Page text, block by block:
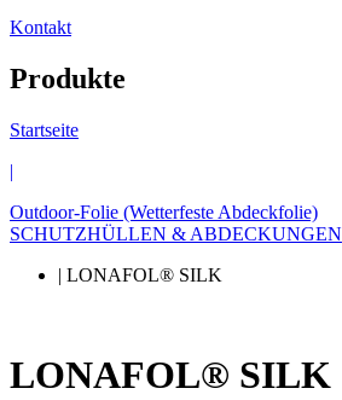
Kontakt
Produkte
Startseite
|
Outdoor-Folie (Wetterfeste Abdeckfolie)
SCHUTZHÜLLEN & ABDECKUNGEN
| LONAFOL® SILK
LONAFOL® SILK